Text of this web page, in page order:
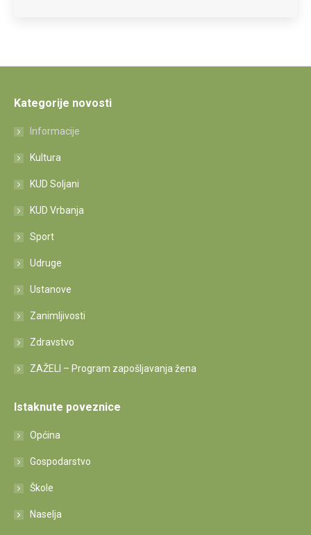
Kategorije novosti
Informacije
Kultura
KUD Soljani
KUD Vrbanja
Sport
Udruge
Ustanove
Zanimljivosti
Zdravstvo
ZAŽELI – Program zapošljavanja žena
Istaknute poveznice
Općina
Gospodarstvo
Škole
Naselja